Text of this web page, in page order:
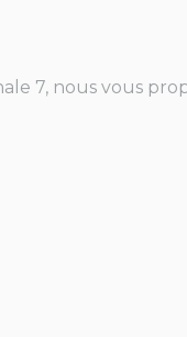
7, nous vous